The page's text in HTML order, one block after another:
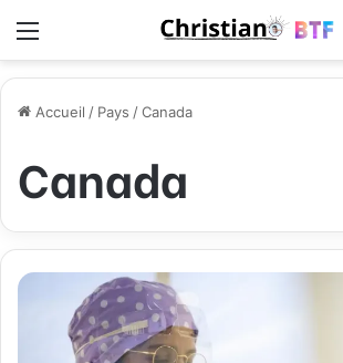
Accueil / Pays /Canada
Canada